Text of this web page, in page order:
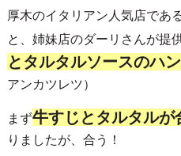
厚木のイタリアン人気店であ
と、姉妹店のダーリさんが提
とタルタルソースのハ
アンカツレツ）
まず牛すじとタルタルが
りましたが、合う！